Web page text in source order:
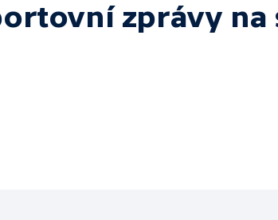
zprávy na